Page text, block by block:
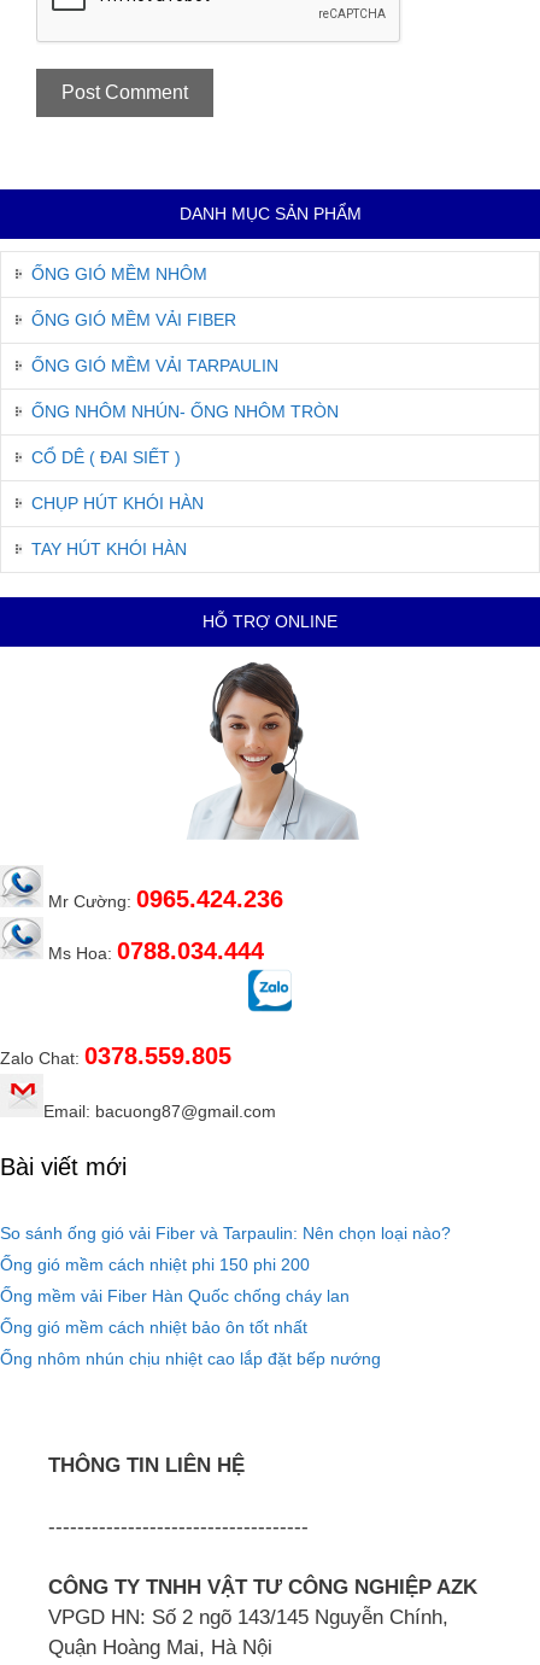
DANH MỤC SẢN PHẨM
ỐNG GIÓ MỀM NHÔM
ỐNG GIÓ MỀM VẢI FIBER
ỐNG GIÓ MỀM VẢI TARPAULIN
ỐNG NHÔM NHÚN- ỐNG NHÔM TRÒN
CỔ DÊ ( ĐAI SIẾT )
CHỤP HÚT KHÓI HÀN
TAY HÚT KHÓI HÀN
HỖ TRỢ ONLINE
Mr Cường: 0965.424.236
Ms Hoa: 0788.034.444
Zalo Chat: 0378.559.805
Email: bacuong87@gmail.com
Bài viết mới
So sánh ống gió vải Fiber và Tarpaulin: Nên chọn loại nào?
Ống gió mềm cách nhiệt phi 150 phi 200
Ống mềm vải Fiber Hàn Quốc chống cháy lan
Ống gió mềm cách nhiệt bảo ôn tốt nhất
Ống nhôm nhún chịu nhiệt cao lắp đặt bếp nướng
THÔNG TIN LIÊN HỆ
------------------------------------
CÔNG TY TNHH VẬT TƯ CÔNG NGHIỆP AZK
VPGD HN: Số 2 ngõ 143/145 Nguyễn Chính,
Quận Hoàng Mai, Hà Nội